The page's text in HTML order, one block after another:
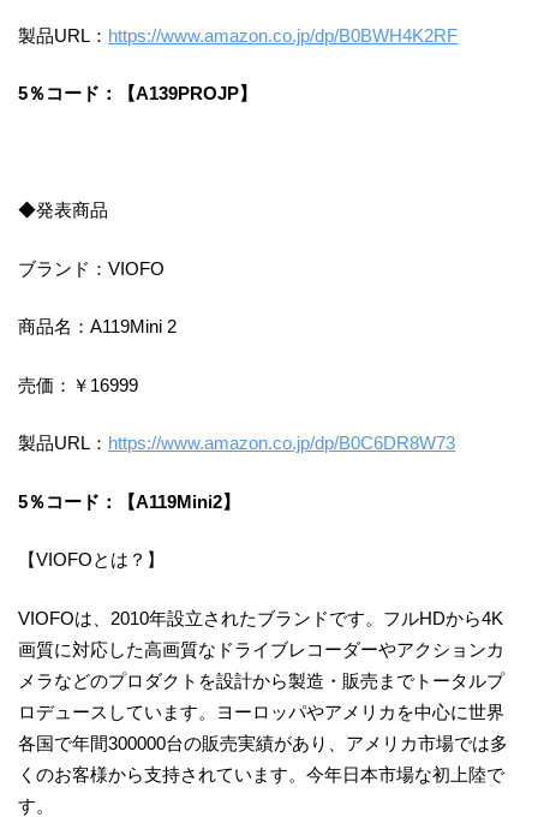
製品URL： https://www.amazon.co.jp/dp/B0BWH4K2RF
5％コード：【A139PROJP】
◆発表商品
ブランド：VIOFO
商品名：A119Mini 2
売価：￥16999
製品URL： https://www.amazon.co.jp/dp/B0C6DR8W73
5％コード：【A119Mini2】
【VIOFOとは？】
VIOFOは、2010年設立されたブランドです。フルHDから4K
画質に対応した高画質なドライブレコーダーやアクションカ
メラなどのプロダクトを設計から製造・販売までトータルプ
ロデュースしています。ヨーロッパやアメリカを中心に世界
各国で年間300000台の販売実績があり、アメリカ市場では多
くのお客様から支持されています。今年日本市場な初上陸で
す。